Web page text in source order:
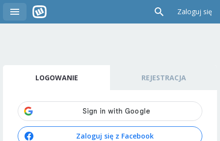
Zaloguj się
LOGOWANIE REJESTRACJA
Zaloguj się z Facebook